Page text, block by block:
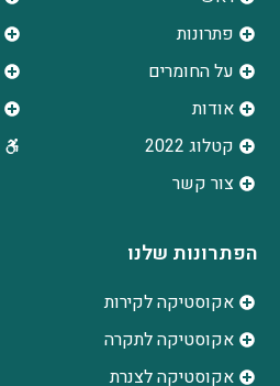
פתרונות
על החומרים
אודות
קטלוג 2022
צור קשר
הפתרונות שלנו
אקוסטיקה לקירות
אקוסטיקה לתקרה
אקוסטיקה לצנרת